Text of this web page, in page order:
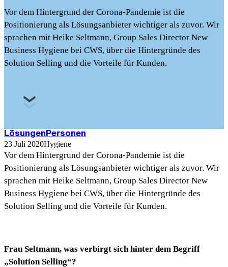
Vor dem Hintergrund der Corona-Pandemie ist die
Positionierung als Lösungsanbieter wichtiger als zuvor. Wir
sprachen mit Heike Seltmann, Group Sales Director New
Business Hygiene bei CWS, über die Hintergründe des
Solution Selling und die Vorteile für Kunden.
Lösungen Personen
23 Juli 2020Hygiene
Vor dem Hintergrund der Corona-Pandemie ist die
Positionierung als Lösungsanbieter wichtiger als zuvor. Wir
sprachen mit Heike Seltmann, Group Sales Director New
Business Hygiene bei CWS, über die Hintergründe des
Solution Selling und die Vorteile für Kunden.
Frau Seltmann, was verbirgt sich hinter dem Begriff
„Solution Selling“?